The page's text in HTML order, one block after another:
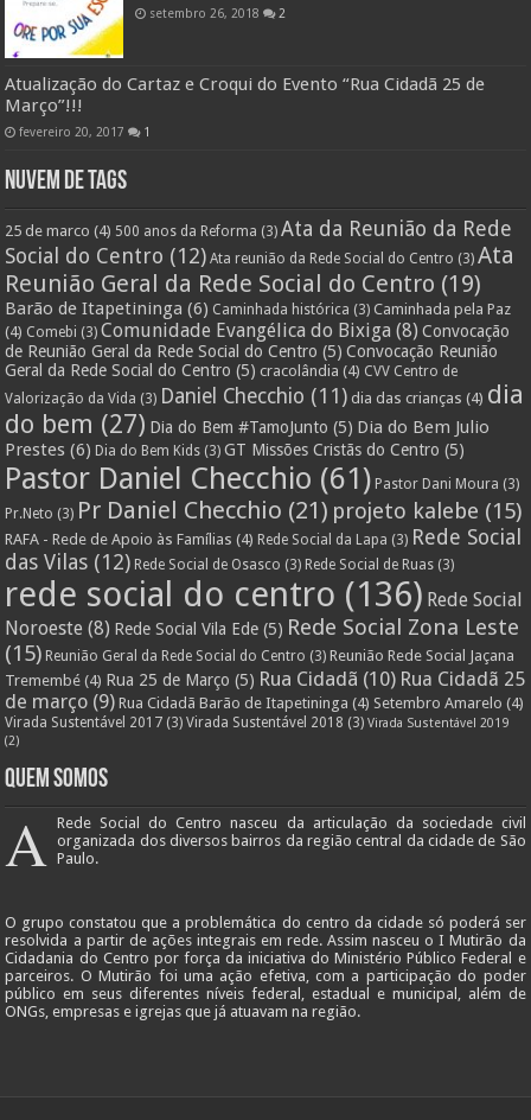
setembro 26, 2018 2
Atualização do Cartaz e Croqui do Evento “Rua Cidadã 25 de
Março”!!!
fevereiro 20, 2017 1
Nuvem de Tags
25 de marco (4) 500 anos da Reforma (3) Ata da Reunião da Rede
Social do Centro (12) Ata reunião da Rede Social do Centro (3) Ata
Reunião Geral da Rede Social do Centro (19)
Barão de Itapetininga (6) Caminhada histórica (3) Caminhada pela Paz
(4) Comebi (3) Comunidade Evangélica do Bixiga (8) Convocação
de Reunião Geral da Rede Social do Centro (5) Convocação Reunião
Geral da Rede Social do Centro (5) cracolândia (4) CVV Centro de
Valorização da Vida (3) Daniel Checchio (11) dia das crianças (4) dia
do bem (27) Dia do Bem #TamoJunto (5) Dia do Bem Julio
Prestes (6) Dia do Bem Kids (3) GT Missões Cristãs do Centro (5)
Pastor Daniel Checchio (61) Pastor Dani Moura (3)
Pr.Neto (3) Pr Daniel Checchio (21) projeto kalebe (15)
RAFA - Rede de Apoio às Famílias (4) Rede Social da Lapa (3) Rede Social
das Vilas (12) Rede Social de Osasco (3) Rede Social de Ruas (3)
rede social do centro (136) Rede Social
Noroeste (8) Rede Social Vila Ede (5) Rede Social Zona Leste
(15) Reunião Geral da Rede Social do Centro (3) Reunião Rede Social Jaçana
Tremembé (4) Rua 25 de Março (5) Rua Cidadã (10) Rua Cidadã 25
de março (9) Rua Cidadã Barão de Itapetininga (4) Setembro Amarelo (4)
Virada Sustentável 2017 (3) Virada Sustentável 2018 (3) Virada Sustentável 2019
(2)
Quem Somos
A Rede Social do Centro nasceu da articulação da sociedade civil
organizada dos diversos bairros da região central da cidade de São
Paulo.
O grupo constatou que a problemática do centro da cidade só poderá ser
resolvida a partir de ações integrais em rede. Assim nasceu o I Mutirão da
Cidadania do Centro por força da iniciativa do Ministério Público Federal e
parceiros. O Mutirão foi uma ação efetiva, com a participação do poder
público em seus diferentes níveis federal, estadual e municipal, além de
ONGs, empresas e igrejas que já atuavam na região.